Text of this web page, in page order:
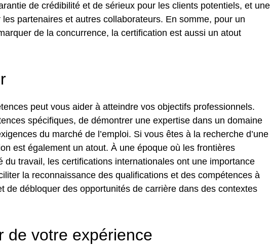
de crédibilité et de sérieux pour les clients potentiels, et une
partenaires et autres collaborateurs. En somme, pour un
de la concurrence, la certification est aussi un atout
peut vous aider à atteindre vos objectifs professionnels.
spécifiques, de démontrer une expertise dans un domaine
du marché de l’emploi. Si vous êtes à la recherche d’une
est également un atout. À une époque où les frontières
du travail, les certifications internationales ont une importance
la reconnaissance des qualifications et des compétences à
de débloquer des opportunités de carrière dans des contextes
de votre expérience